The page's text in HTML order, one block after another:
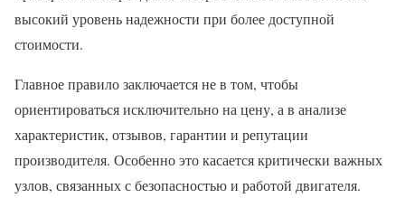
высокий уровень надежности при более доступной
стоимости.
Главное правило заключается не в том, чтобы
ориентироваться исключительно на цену, а в анализе
характеристик, отзывов, гарантии и репутации
производителя. Особенно это касается критически важных
узлов, связанных с безопасностью и работой двигателя.